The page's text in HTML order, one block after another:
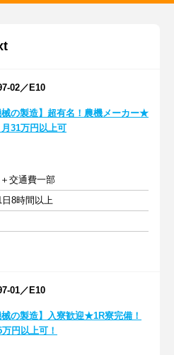
02／E10
械の製造】超有名！農機メーカー★
31万円以上可
交通費一部
8時間以上
01／E10
械の製造】入寮歓迎★1R寮完備！
円以上可！